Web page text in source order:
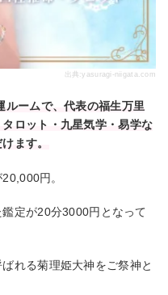
出典:yasuragi-niigata.com
ルームで、代表の福生万里
ロット・九星気学・易学な
ます。
円。
定が20分3000円となって
れる菊理姫大神をご祭神と